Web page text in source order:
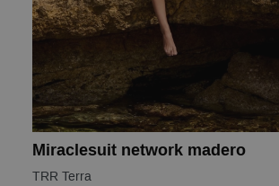
Miraclesuit network madero
TRR Terra